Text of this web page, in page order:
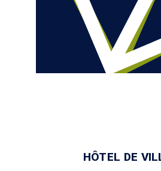
HÔTEL DE